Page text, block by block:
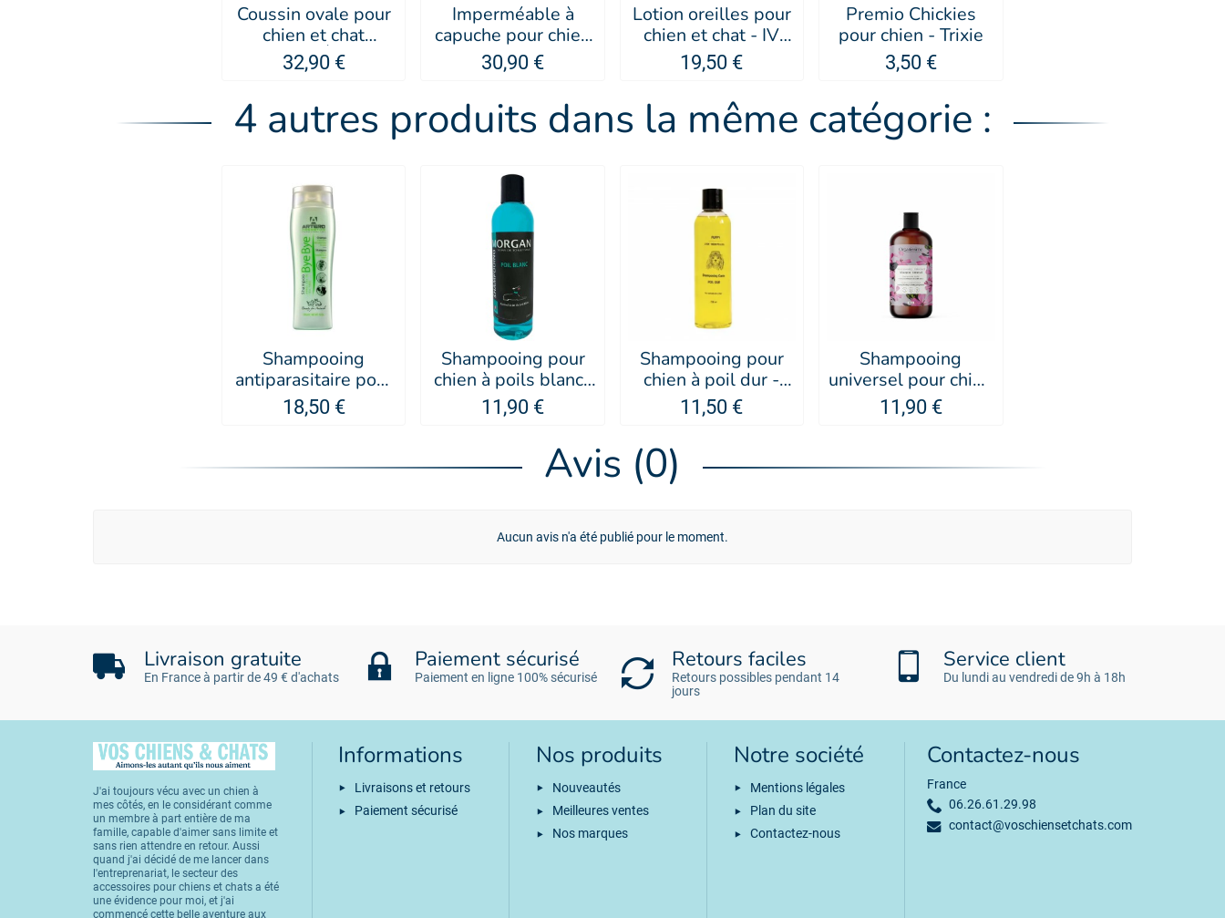
Coussin ovale pour
chien et chat
Collection Élégante
- MARTIN SELLIER
32,90 €
Imperméable à
capuche pour chien
Pocket - MARTIN
SELLIER
30,90 €
Lotion oreilles pour
chien et chat - IV
SAN BERNARD
19,50 €
Premio Chickies
pour chien - Trixie
3,50 €
4 autres produits dans la même catégorie :
Shampooing
antiparasitaire pour
chien Bye Bye -
Artero
18,50 €
Shampooing pour
chien à poils blancs
- MORGAN
11,90 €
Shampooing pour
chien à poil dur -
PUPPY
11,50 €
Shampooing
universel pour chien
Organissime -
Biogance
11,90 €
Avis (0)
Aucun avis n'a été publié pour le moment.
Livraison gratuite
En France à partir de 49 € d'achats
Paiement sécurisé
Paiement en ligne 100% sécurisé
Retours faciles
Retours possibles pendant 14
jours
Service client
Du lundi au vendredi de 9h à 18h
J'ai toujours vécu avec un chien à
mes côtés, en le considérant comme
un membre à part entière de ma
famille, capable d'aimer sans limite et
sans rien attendre en retour. Aussi
quand j'ai décidé de me lancer dans
l'entreprenariat, le secteur des
accessoires pour chiens et chats a été
une évidence pour moi, et j'ai
commencé cette belle aventure aux
Informations
Livraisons et retours
Paiement sécurisé
Nos produits
Nouveautés
Meilleures ventes
Nos marques
Notre société
Mentions légales
Plan du site
Contactez-nous
Contactez-nous
France
06.26.61.29.98
contact@voschiensetchats.com